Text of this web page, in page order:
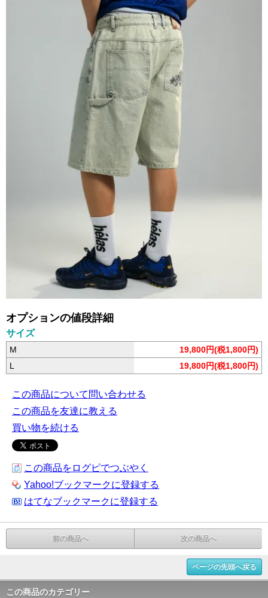
オプションの値段詳細
サイズ
M
19,800円(税1,800円)
L
19,800円(税1,800円)
この商品について問い合わせる
この商品を友達に教える
買い物を続ける
この商品をログピでつぶやく
Yahoo!ブックマークに登録する
はてなブックマークに登録する
前の商品へ 次の商品へ
ページの先頭へ戻る
この商品のカテゴリー